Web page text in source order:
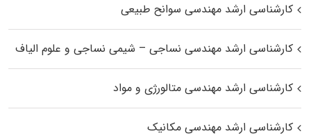
کارشناسی ارشد مهندسی سوانح طبیعی
کارشناسی ارشد مهندسی نساجی – شیمی نساجی و علوم الیاف
کارشناسی ارشد مهندسی متالورژی و مواد
کارشناسی ارشد مهندسی مکانیک